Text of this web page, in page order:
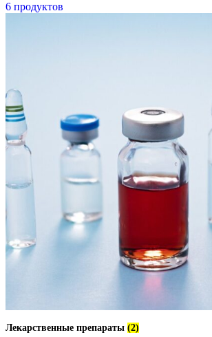
6 продуктов
Лекарственные препараты (2)